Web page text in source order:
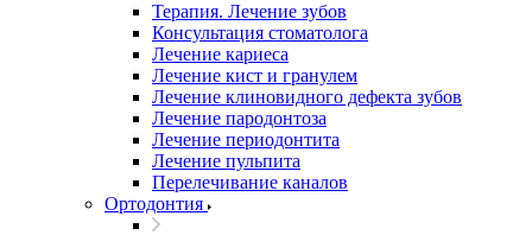
Терапия. Лечение зубов
Консультация стоматолога
Лечение кариеса
Лечение кист и гранулем
Лечение клиновидного дефекта зубов
Лечение пародонтоза
Лечение периодонтита
Лечение пульпита
Перелечивание каналов
Ортодонтия